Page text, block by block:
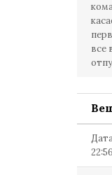
все